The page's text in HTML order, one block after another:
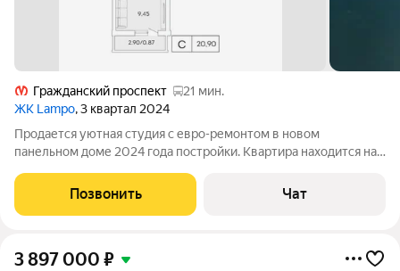
Гражданский проспект
21 мин.
ЖК Lampo, 3 квартал 2024
Продается уютная студия с евро-ремонтом в новом
панельном доме 2024 года постройки. Квартира находится на
Просторная лоджия выходит на солнечную сторону, что
обеспечивает отличное естественное
Позвонить Чат
3 897 000 ₽